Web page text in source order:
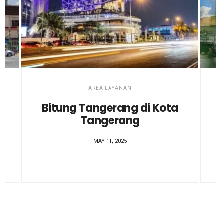
AREA LAYANAN
Bitung Tangerang di Kota
Tangerang
MAY 11, 2025